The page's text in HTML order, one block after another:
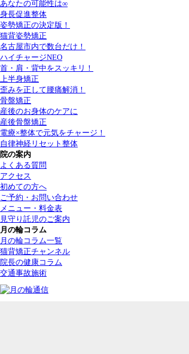
あなたの可能性は∞
身長促進整体
姿勢矯正の決定版！
猫背姿勢矯正
名古屋市内で数台だけ！
ハイチャージNEO
首・肩・背中をスッキリ！
上半身矯正
歪みを正して腰痛解消！
骨盤矯正
産後のお身体のケアに
産後骨盤矯正
電療×整体で元気をチャージ！
自律神経リセット整体
院の案内
よくある質問
アクセス
初めての方へ
ご予約・お問い合わせ
メニュー・料金表
見守り託児のご案内
月の輪コラム
月の輪コラム一覧
猫背矯正チャンネル
院長の健康コラム
交通事故施術